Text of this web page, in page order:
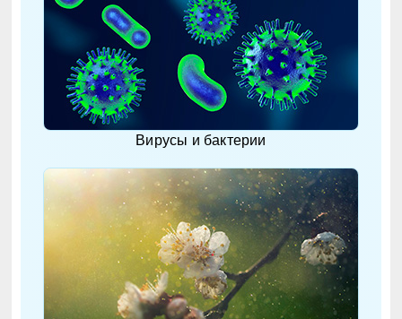
Вирусы и бактерии